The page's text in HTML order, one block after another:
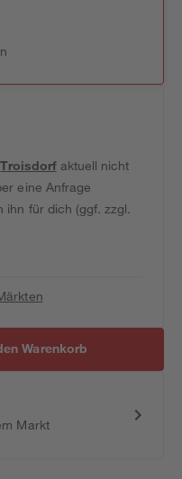
Troisdorfaktuell nicht
eine Anfrage
ihn für dich (ggf. zzgl.
Warenkorb
Markt